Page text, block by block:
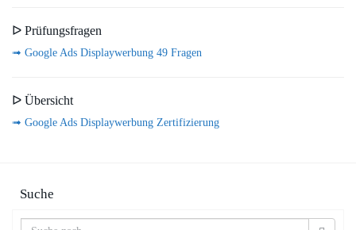
ᐅ Prüfungsfragen
➟ Google Ads Displaywerbung 49 Fragen
ᐅ Übersicht
➟ Google Ads Displaywerbung Zertifizierung
Suche